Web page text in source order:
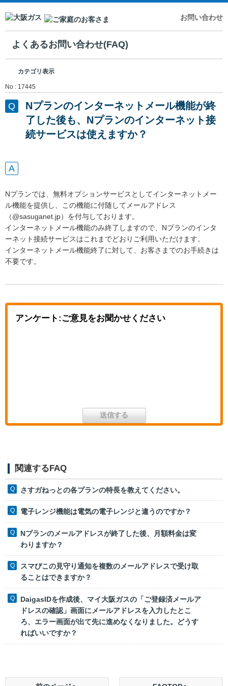
お問い合わせ
よくあるお問い合わせ(FAQ)
カテゴリ表示
No : 17445
Nプランのインターネットメール機能が終
了した後も、Nプランのインターネット接
続サービスは使えますか？
Nプランでは、無料オプションサービスとしてインターネットメー
ル機能を提供し、この機能に付随してメールアドレス
（@sasuganet.jp）を付与しております。
インターネットメール機能のみ終了しますので、Nプランのインタ
ーネット接続サービスはこれまでどおりご利用いただけます。
インターネットメール機能終了に対して、お客さまでのお手続きは
不要です。
アンケート:ご意見をお聞かせください
関連するFAQ
さすガねっとの各プランの特長を教えてください。
電子レンジ機能は電気の電子レンジと違うのですか？
Nプランのメールアドレスが終了した後、月額料金は変
わりますか？
スマぴこの見守り通知を複数のメールアドレスで受け取
ることはできますか？
DaigasIDを作成後、マイ大阪ガスの「ご登録済メールア
ドレスの確認」画面にメールアドレスを入力したとこ
ろ、エラー画面が出て先に進めなくなりました。どうす
ればいいですか？